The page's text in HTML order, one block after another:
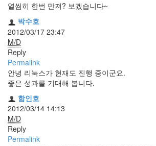
열씸히 한번 만져? 보겠습니다~
박수호
2012/03/17 23:47
M/D
Reply
Permalink
안녕 리눅스가 현재도 진행 중이군요.
좋은 성과를 기대해 봅니다.
함인호
2012/03/14 14:13
M/D
Reply
Permalink
by
김
정
균
BASMAN
BLB-
AA1650
전
테
스
트
1